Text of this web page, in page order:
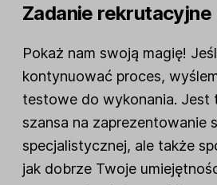
Zadanie rekrutacyjne
Pokaż nam swoją magię!
kontynuować proces,
testowe do wykonania. Jest
szansa na zaprezentowanie
specjalistycznej, ale także
jak dobrze Twoje